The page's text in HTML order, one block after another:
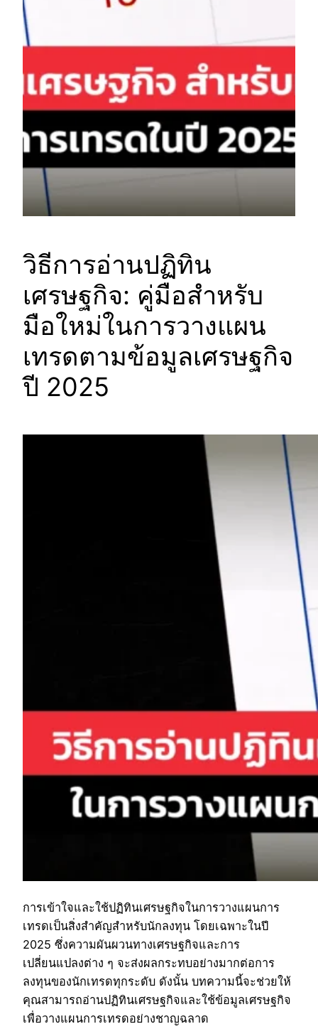
วิธีการอ่านปฏิทิน
เศรษฐกิจ: คู่มือสำหรับ
มือใหม่ในการวางแผน
เทรดตามข้อมูลเศรษฐกิจ
ปี 2025
การเข้าใจและใช้ปฏิทินเศรษฐกิจในการวางแผนการ
เทรดเป็นสิ่งสำคัญสำหรับนักลงทุน โดยเฉพาะในปี
2025 ซึ่งความผันผวนทางเศรษฐกิจและการ
เปลี่ยนแปลงต่าง ๆ จะส่งผลกระทบอย่างมากต่อการ
ลงทุนของนักเทรดทุกระดับ ดังนั้น บทความนี้จะช่วยให้
คุณสามารถอ่านปฏิทินเศรษฐกิจและใช้ข้อมูลเศรษฐกิจ
เพื่อวางแผนการเทรดอย่างชาญฉลาด